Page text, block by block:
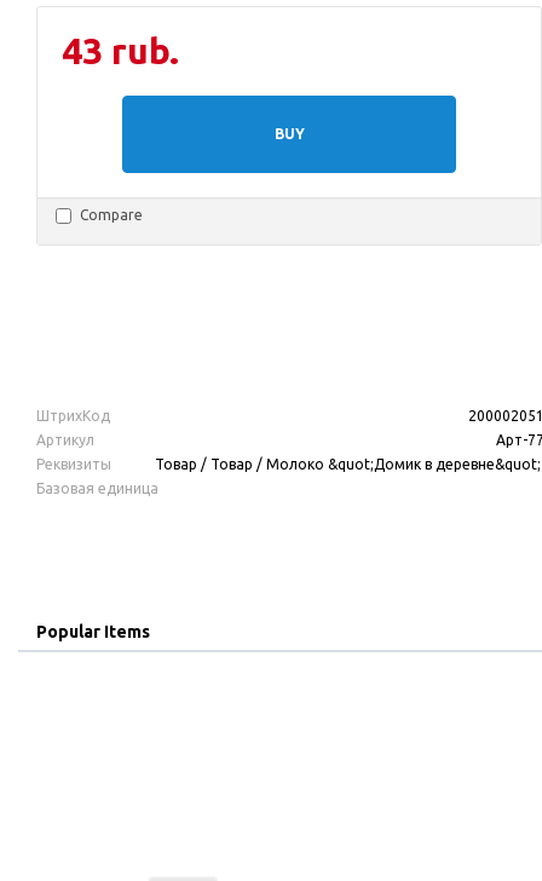
43 rub.
BUY
Compare
ШтрихКод
Артикул
Арт-
Реквизиты
Товар / Товар / Молоко &quot;Домик в деревне&quot;
Базовая единица
Popular Items